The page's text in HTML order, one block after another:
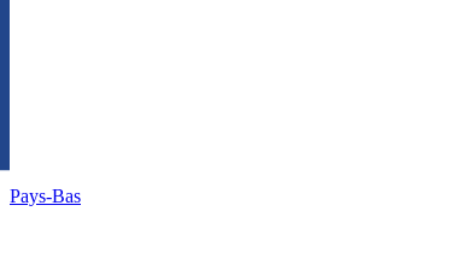
Pays-Bas